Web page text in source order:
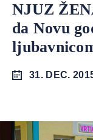
NJUZ
da Novu
31. DEC.